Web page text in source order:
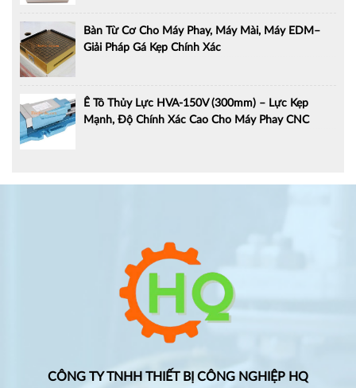
Bàn Từ Cơ Cho Máy Phay, Máy Mài, Máy EDM–
Giải Pháp Gá Kẹp Chính Xác
Ê Tô Thủy Lực HVA-150V (300mm) – Lực Kẹp
Mạnh, Độ Chính Xác Cao Cho Máy Phay CNC
CÔNG TY TNHH THIẾT BỊ CÔNG NGHIỆP HQ